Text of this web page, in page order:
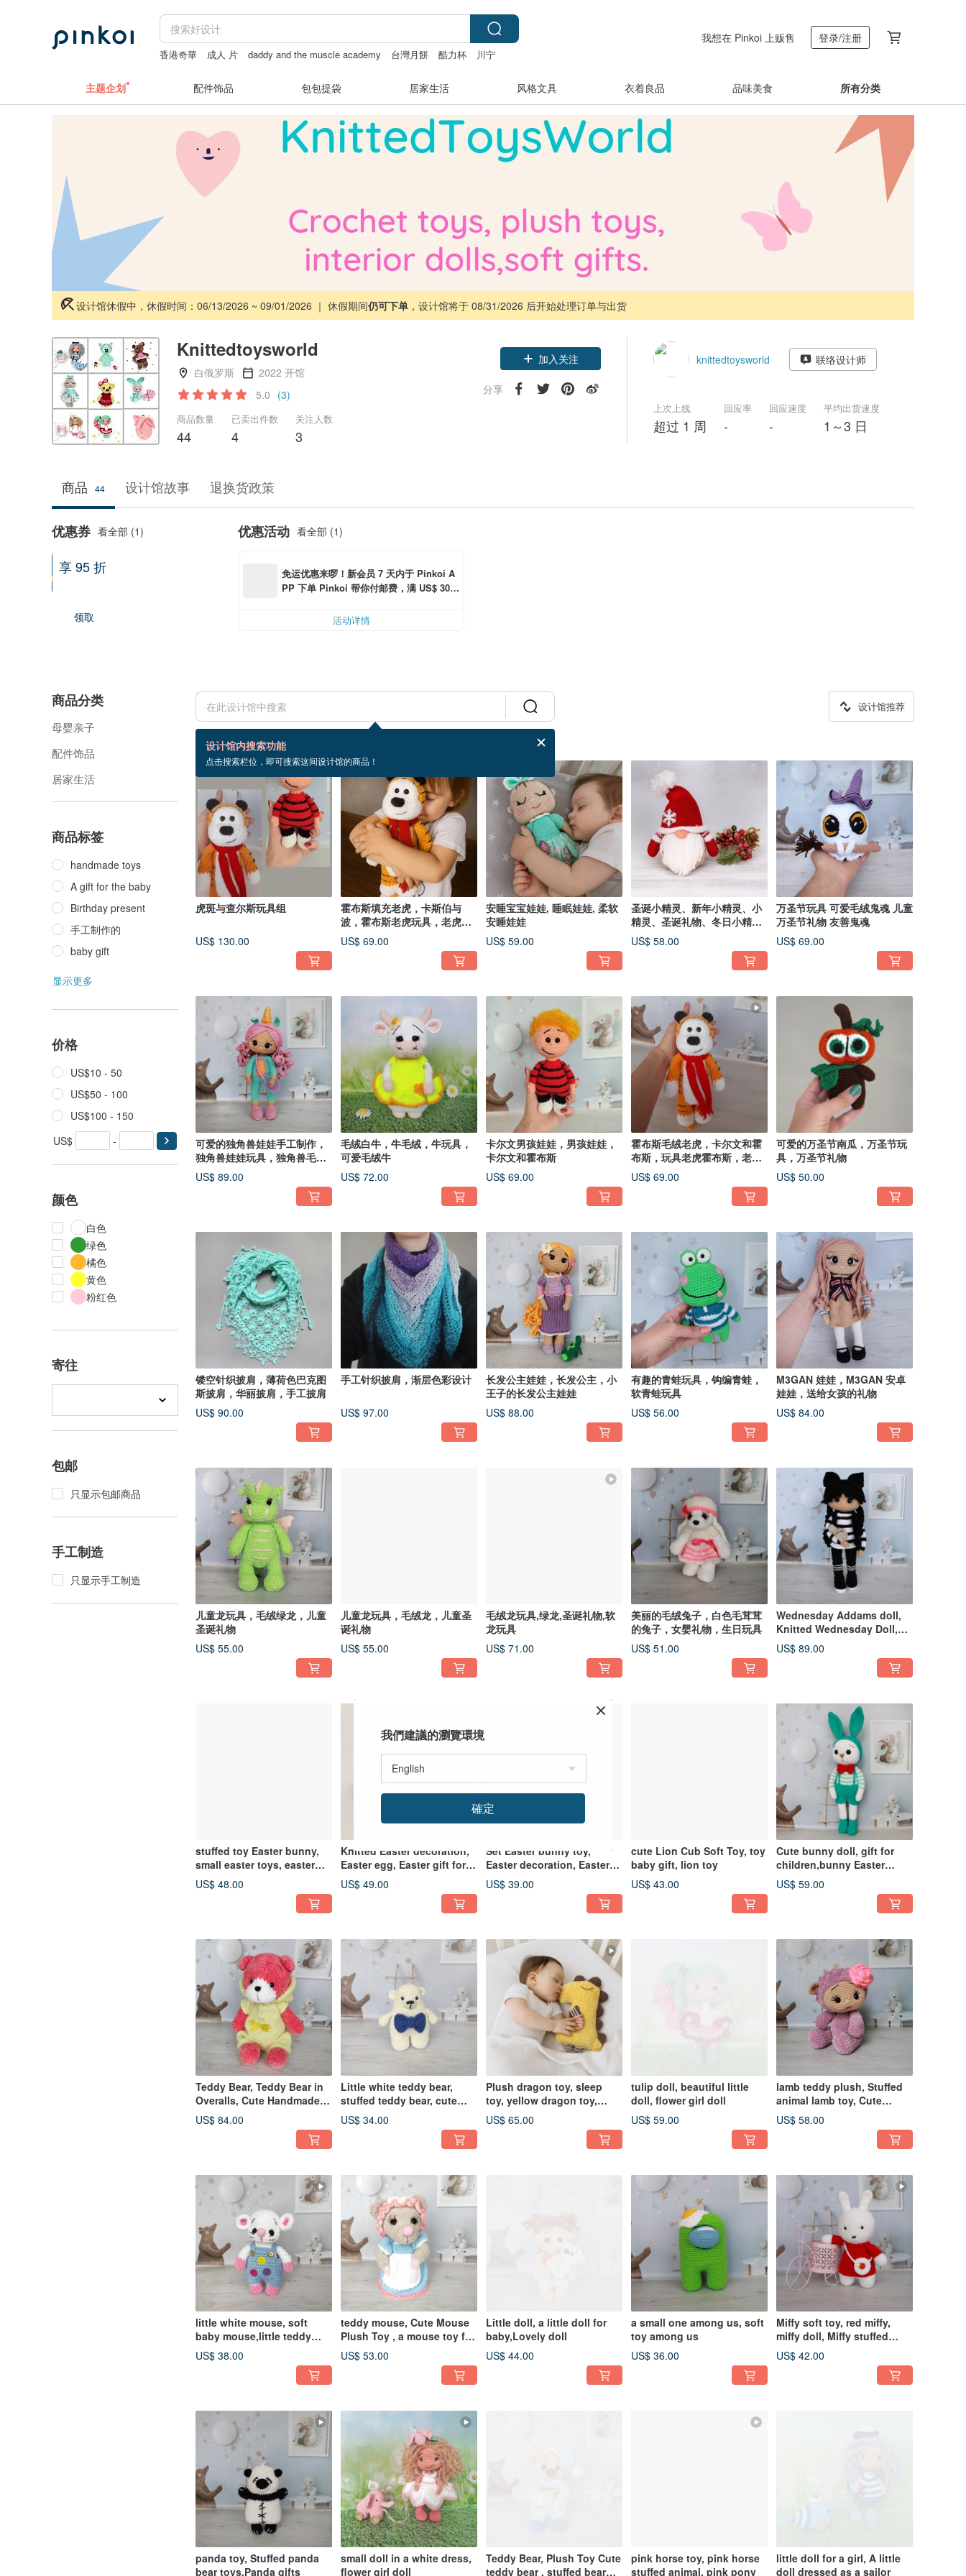
香港奇華 成人 片 daddy and the muscle academy 台灣月餅 酷力杯
川宁
我想在 Pinkoi 上贩售 登录/注册
主题企划 配件饰品 包包提袋 居家生活 风格文具 衣着良品 品味美食 所有分类
设计馆休假中，休假时间：06/13/2026 ~ 09/01/2026 ｜ 休假期间仍可下单 ，设计馆将于 08/31/2026 后开始处理订单与出货
Knittedtoysworld
白俄罗斯
2022 开馆
5.0 (3)
商品数量
44
已卖出件数
4
关注人数
3
领优惠券
加入关注
分享
knittedtoysworld 联络设计师
上次上线
超过 1 周
回应率
-
回应速度
-
平均出货速度
1～3 日
商品 44 设计馆故事 退换货政策
优惠券 看全部 (1)
享 95 折
领取
优惠活动 看全部 (1)
免运优惠来啰！新会员 7 天内于 Pinkoi A
PP 下单 Pinkoi 帮你付邮费，满 US$ 30.0
活动详情
商品分类
母婴亲子
配件饰品
居家生活
商品标签
handmade toys
A gift for the baby
Birthday present
手工制作的
baby gift
显示更多
价格
US$10 - 50
US$50 - 100
US$100 - 150
US$
-
颜色
白色
绿色
橘色
黄色
粉红色
寄往
包邮
只显示包邮商品
手工制造
只显示手工制造
设计馆内搜索功能
点击搜索栏位，即可搜索这间设计馆的商品！
设计馆推荐
44 个商品
虎斑与查尔斯玩具组
US$ 130.00
霍布斯填充老虎，卡斯伯与
波，霍布斯老虎玩具，老虎填
充玩偶
US$ 69.00
安睡宝宝娃娃, 睡眠娃娃, 柔软
安睡娃娃
US$ 59.00
圣诞小精灵、新年小精灵、小
精灵、圣诞礼物、冬日小精
灵。
US$ 58.00
万圣节玩具 可爱毛绒鬼魂 儿童
万圣节礼物 友善鬼魂
US$ 69.00
可爱的独角兽娃娃手工制作，
独角兽娃娃玩具，独角兽毛绒
玩具娃娃
US$ 89.00
毛绒白牛，牛毛绒，牛玩具，
可爱毛绒牛
US$ 72.00
卡尔文男孩娃娃，男孩娃娃，
卡尔文和霍布斯
US$ 69.00
霍布斯毛绒老虎，卡尔文和霍
布斯，玩具老虎霍布斯，老虎
毛绒动物
US$ 69.00
可爱的万圣节南瓜，万圣节玩
具，万圣节礼物
US$ 50.00
镂空针织披肩，薄荷色巴克图
斯披肩，华丽披肩，手工披肩
US$ 90.00
手工针织披肩，渐层色彩设计
US$ 97.00
长发公主娃娃，长发公主，小
王子的长发公主娃娃
US$ 88.00
有趣的青蛙玩具，钩编青蛙，
软青蛙玩具
US$ 56.00
M3GAN 娃娃，M3GAN 安卓
娃娃，送给女孩的礼物
US$ 84.00
儿童龙玩具，毛绒绿龙，儿童
圣诞礼物
US$ 55.00
儿童龙玩具，毛绒龙，儿童圣
诞礼物
US$ 55.00
毛绒龙玩具,绿龙,圣诞礼物,软
龙玩具
US$ 71.00
美丽的毛绒兔子，白色毛茸茸
的兔子，女婴礼物，生日玩具
US$ 51.00
Wednesday Addams doll,
Knitted Wednesday Doll,
Wednesday toy
US$ 89.00
stuffed toy Easter bunny,
small easter toys, easter
gifts, Easter decorations
US$ 48.00
Knitted Easter decoration,
Easter egg, Easter gift for
children, Easter soft toy
US$ 49.00
Set Easter bunny toy,
Easter decoration, Easter
soft toy
US$ 39.00
cute Lion Cub Soft Toy, toy
baby gift, lion toy
US$ 43.00
Cute bunny doll, gift for
children,bunny Easter
present,toy bunny
US$ 59.00
Teddy Bear, Teddy Bear in
Overalls, Cute Handmade
Teddy Bear, Stuffed Animal
US$ 84.00
Little white teddy bear,
stuffed teddy bear, cute
little teddy bear, Teddy
US$ 34.00
Plush dragon toy, sleep
toy, yellow dragon toy,
stuffed dragon toy
US$ 65.00
tulip doll, beautiful little
doll, flower girl doll
US$ 59.00
lamb teddy plush, Stuffed
animal lamb toy, Cute
stuffed lamb
US$ 58.00
little white mouse, soft
baby mouse,little teddy
white mouse
US$ 38.00
teddy mouse, Cute Mouse
Plush Toy , a mouse toy for
a baby
US$ 53.00
Little doll, a little doll for
baby,Lovely doll
US$ 44.00
a small one among us, soft
toy among us
US$ 36.00
Miffy soft toy, red miffy,
miffy doll, Miffy stuffed
animal
US$ 42.00
panda toy, Stuffed panda
bear toys,Panda gifts
small doll in a white dress,
flower girl doll
Teddy Bear, Plush Toy Cute
teddy bear , stuffed bear
pink horse toy, pink horse
stuffed animal, pink pony
little doll for a girl, A little
doll dressed as a sailor
我們建議的瀏覽環境
確定